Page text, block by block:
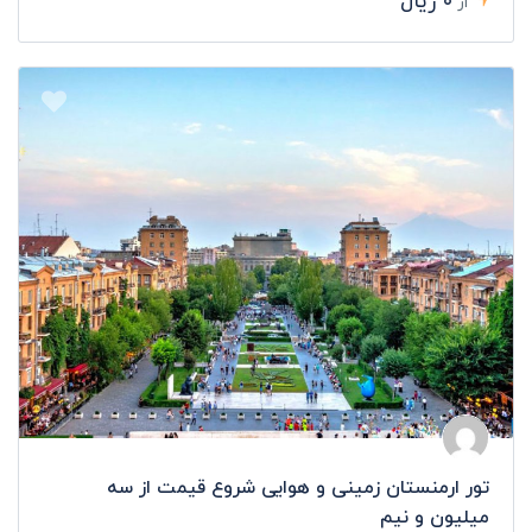
خوشمزه ای مانند بلوط بو داده، سیمیت، بلال کبابی، میدیه دولما،
بستنی قیفی و . . . در رستوران های استانبول می توانید قبل از غذای
اصلی، سینی پیش غذا را که معمولا شامل انواع دلمه، خاگینه، پوره
سیب زمینی، سالاد، میوه، بورک، گوشت، پنیر و سبزیجات است
سفارش دهید. البته با توجه به مواد درون این سینی و مقدار آن، بهتر
است هر سه یا چهار نفر یک سینی را سفارش دهید تا برای غذای اصلی
هم جا داشته باشید.
و اما، اصلی ترین خوشمزه های استانبول را می توانید با چشیدن طعم
بی نظیر غذا های اصلی آن امتحان کنید. انواع کباب، از جمله دونر کباب
یا همان کباب ترکی، شیش کباب (شبیه به شیشلیک خودمان)، چوپ
شیش (شامل چهار تکه گوشت بره و یک تکه چربی)، اسکندر کباب،
آدانا کباب (کباب کوبیده)، انواع کوفته، دلمه، ماهی، صدف، بادمجان
شکم پر، کونفه، سیب زمینی شکم پر، مانتی (خوراکی شبیه به راویولی
و شامل گوشت، رب گوجه، آرد و تخم مرغ)، خوراک کنگر،پیده (پیتزای
ترکی)، سوپ عدس، پوره بادمجان. نا گفته نماند که غذا های ترکی، هم
با نان و هم با برنج یا بلغور سرو می شند. برای وعده دسر نیز می توانید
پودینگ برنج، باقلوا، حلوا، کنوفه و راحت الحلقوم را که معمولا با قهوه یا
چای ترک سرو می شوند نوش جان کنید.
تور ارمنستان زمینی و هوایی شروع قیمت از سه
میلیون و نیم